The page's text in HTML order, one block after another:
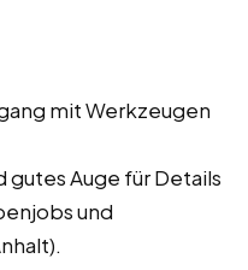
mit Werkzeugen
gutes Auge für Details
und